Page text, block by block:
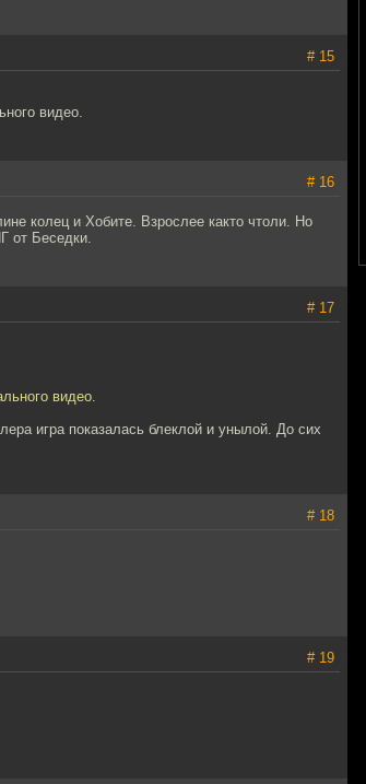
# 15
видео.
# 16
колец и Хобите. Взрослее както чтоли. Но
от Беседки.
# 17
видео.
игра показалась блеклой и унылой. До сих
# 18
# 19